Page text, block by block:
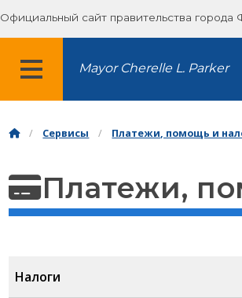
Официальный сайт правительства города
МЕНЮ
Mayor Cherelle L. Parker
Сервисы Платежи, помощь и
Платежи,
Налоги